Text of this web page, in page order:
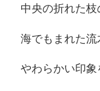
中央の折れた枝
海でもまれた流
やわらかい印象